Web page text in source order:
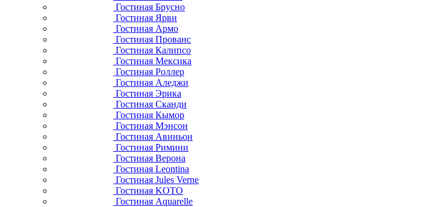
Гостиная Брусно
Гостиная Ярви
Гостиная Армо
Гостиная Прованс
Гостиная Калипсо
Гостиная Мексика
Гостиная Роллер
Гостиная Аледжи
Гостиная Эрика
Гостиная Сканди
Гостиная Кымор
Гостиная Мэнсон
Гостиная Авиньон
Гостиная Римини
Гостиная Верона
Гостиная Leontina
Гостиная Jules Verne
Гостиная KOTO
Гостиная Aquarelle